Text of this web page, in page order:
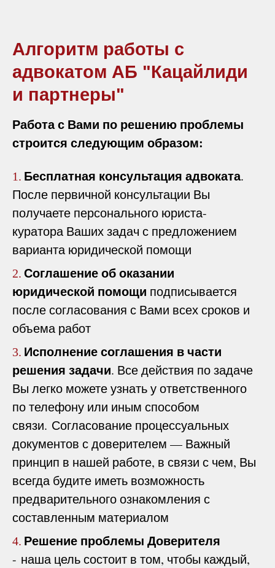
Алгоритм работы с
адвокатом АБ "Кацайлиди
и партнеры"
Работа с Вами по решению проблемы
строится следующим образом:
1. Бесплатная консультация адвоката.
После первичной консультации Вы
получаете персонального юриста-
куратора Ваших задач с предложением
варианта юридической помощи
2. Соглашение об оказании
юридической помощи подписывается
после согласования с Вами всех сроков и
объема работ
3. Исполнение соглашения в части
решения задачи. Все действия по задаче
Вы легко можете узнать у ответственного
по телефону или иным способом
связи. Согласование процессуальных
документов с доверителем — Важный
принцип в нашей работе, в связи с чем, Вы
всегда будите иметь возможность
предварительного ознакомления с
составленным материалом
4. Решение проблемы Доверителя
- наша цель состоит в том, чтобы каждый,